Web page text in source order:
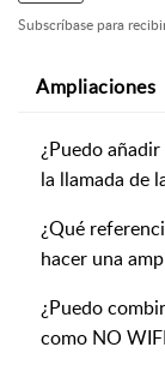
Subscríbase para
Ampliaciones
¿Puedo
la llamada de
¿Qué
hacer una
¿Puedo
como NO